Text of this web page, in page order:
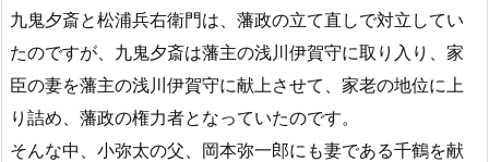
九鬼夕斎と松浦兵右衛門は、藩政の立て直しで対立してい
たのですが、九鬼夕斎は藩主の浅川伊賀守に取り入り、家
臣の妻を藩主の浅川伊賀守に献上させて、家老の地位に上
り詰め、藩政の権力者となっていたのです。
そんな中、小弥太の父、岡本弥一郎にも妻である千鶴を献